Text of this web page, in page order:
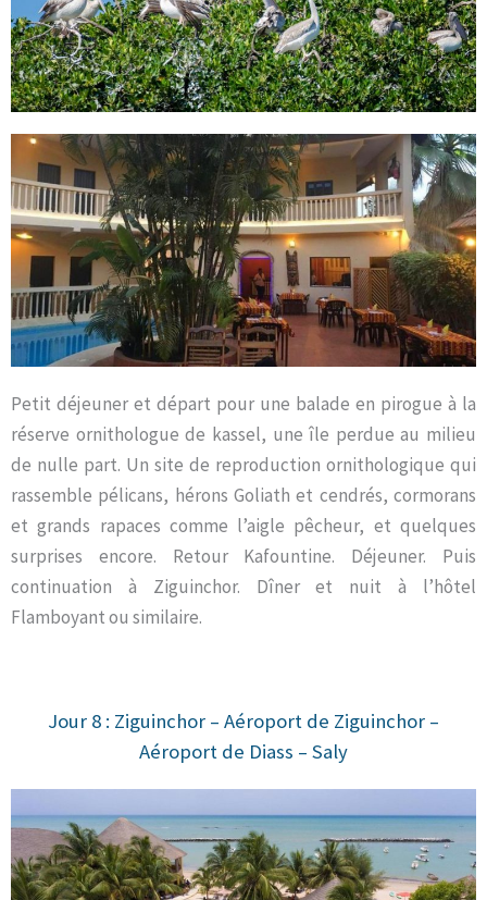
Petit déjeuner et départ pour une balade en pirogue à la
réserve ornithologue de kassel, une île perdue au milieu
de nulle part. Un site de reproduction ornithologique qui
rassemble pélicans, hérons Goliath et cendrés, cormorans
et grands rapaces comme l’aigle pêcheur, et quelques
surprises encore. Retour Kafountine. Déjeuner. Puis
continuation à Ziguinchor. Dîner et nuit à l’hôtel
Flamboyant ou similaire.
Jour 8 : Ziguinchor – Aéroport de Ziguinchor –
Aéroport de Diass – Saly